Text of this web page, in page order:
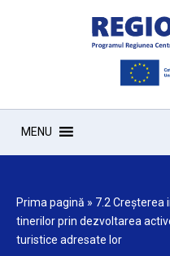
MENU
Prima pagină » 7.2 Creșterea
tinerilor prin dezvoltarea
turistice adresate lor